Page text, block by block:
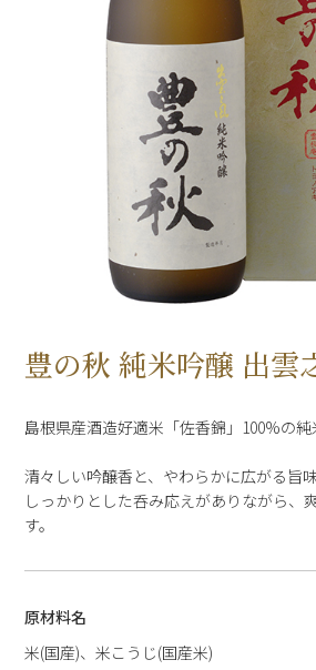
豊の秋 純米吟醸 出雲
島根県産酒造好適米「佐香錦」100%の純
清々しい吟醸香と、やわらかに広がる旨味
しっかりとした呑み応えがありながら、
す。
原材料名
米(国産)、米こうじ(国産米)